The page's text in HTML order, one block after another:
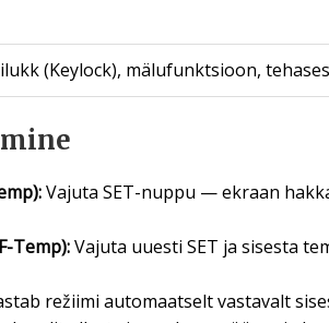
(Keylock), mälufunktsioon,
Vajuta SET-nuppu — ekraan
Temp):Vajuta uuesti SET ja sisesta
režiimi automaatselt vastavalt